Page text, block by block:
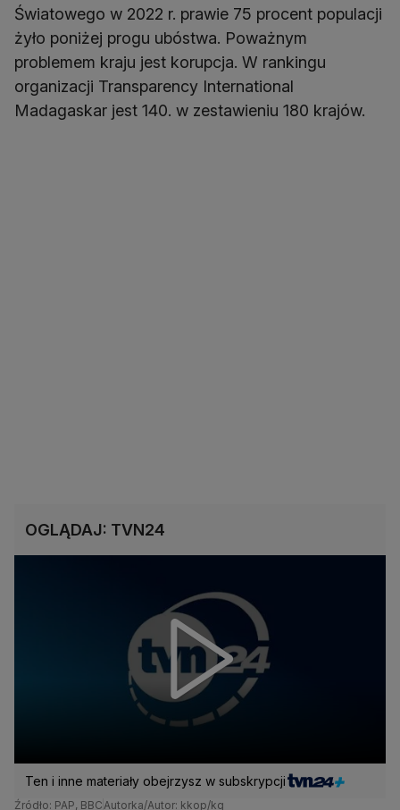
Światowego w 2022 r. prawie 75 procent populacji
żyło poniżej progu ubóstwa. Poważnym
problemem kraju jest korupcja. W rankingu
organizacji Transparency International
Madagaskar jest 140. w zestawieniu 180 krajów.
OGLĄDAJ: TVN24
Ten i inne materiały obejrzysz w subskrypcji
Źródło: PAP, BBC Autorka/Autor: kkop/kg